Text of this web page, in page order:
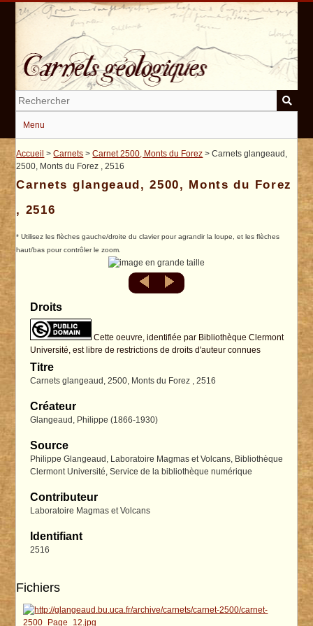
Passer
Menu
Accueil >Carnets >Carnet 2500, Monts du Forez > Carnets glangeaud,
2500, Monts du Forez , 2516
Carnets glangeaud, 2500, Monts du Forez
, 2516
* Utilisez les flèches gauche/droite du clavier pour agrandir la loupe, et les flèches
haut/bas pour contrôler le zoom.
Droits
Cette oeuvre, identifiée par Bibliothèque Clermont
Université, est libre de restrictions de droits d'auteur connues
Titre
Carnets glangeaud, 2500, Monts du Forez , 2516
Créateur
Glangeaud, Philippe (1866-1930)
Source
Philippe Glangeaud, Laboratoire Magmas et Volcans, Bibliothèque
Clermont Université, Service de la bibliothèque numérique
Contributeur
Laboratoire Magmas et Volcans
Identifiant
2516
Fichiers